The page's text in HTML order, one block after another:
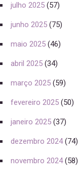
julho 2025 (57)
junho 2025 (75)
maio 2025 (46)
abril 2025 (34)
março 2025 (59)
fevereiro 2025 (50)
janeiro 2025 (37)
dezembro 2024(74)
novembro 2024(58)